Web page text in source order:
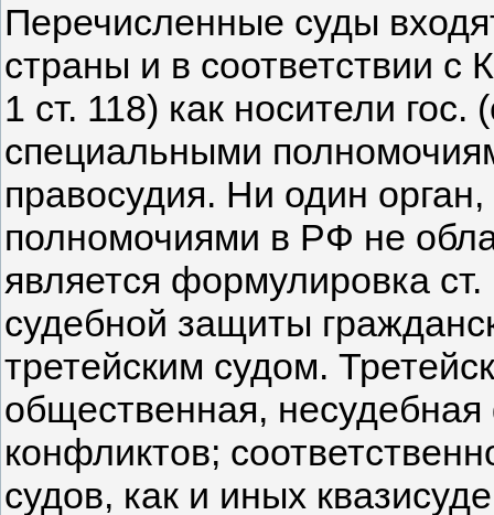
Перечисленные суды
страны и в соответствии с
1 ст. 118) как носители
специальными
правосудия. Ни один
полномочиями в РФ не
является формулировка
судебной защиты
третейским судом.
общественная,
конфликтов;
судов, как и иных